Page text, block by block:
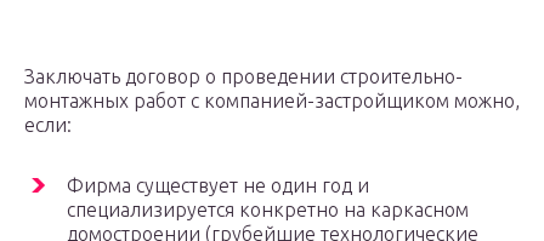
Заключать договор о проведении строительно-
монтажных работ с компанией-застройщиком можно,
если:
Фирма существует не один год и
специализируется конкретно на каркасном
домостроении (грубейшие технологические